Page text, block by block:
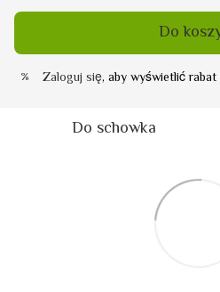
Do
% Zaloguj się, aby wyświetlić
Do schowka